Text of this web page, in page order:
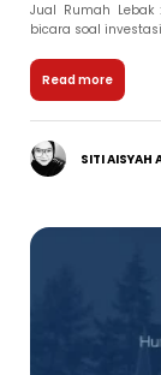
Jual Rumah Lebak
bicara soal
Read more
SITI AISYAH